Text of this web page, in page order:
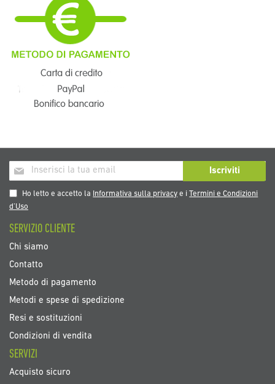
Iscriviti
alla
nostra
Newsletter:
Iscriviti
Ho letto e accetto la Informativa sulla privacy e iTermini e Condizioni
d’Uso
SERVIZIO CLIENTE
Chi siamo
Contatto
Metodo di pagamento
Metodi e spese di spedizione
Resi e sostituzioni
Condizioni di vendita
SERVIZI
Acquisto sicuro